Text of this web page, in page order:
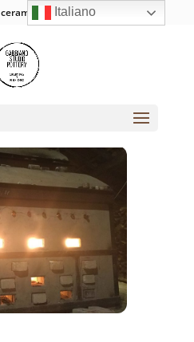
ceramicacross@gmail.com
Italiano